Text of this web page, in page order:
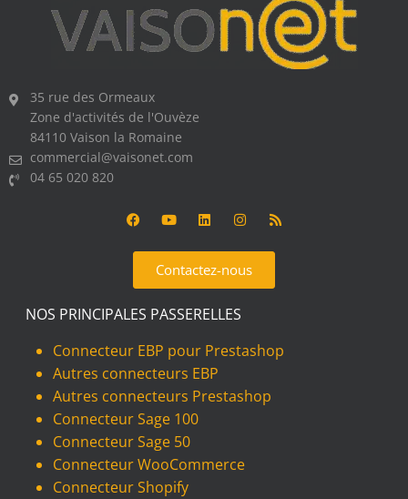
35 rue des Ormeaux
Zone d'activités de l'Ouvèze
84110 Vaison la Romaine
commercial@vaisonet.com
04 65 020 820
Contactez-nous
NOS PRINCIPALES PASSERELLES
Connecteur EBP pour Prestashop
Autres connecteurs EBP
Autres connecteurs Prestashop
Connecteur Sage 100
Connecteur Sage 50
Connecteur WooCommerce
Connecteur Shopify